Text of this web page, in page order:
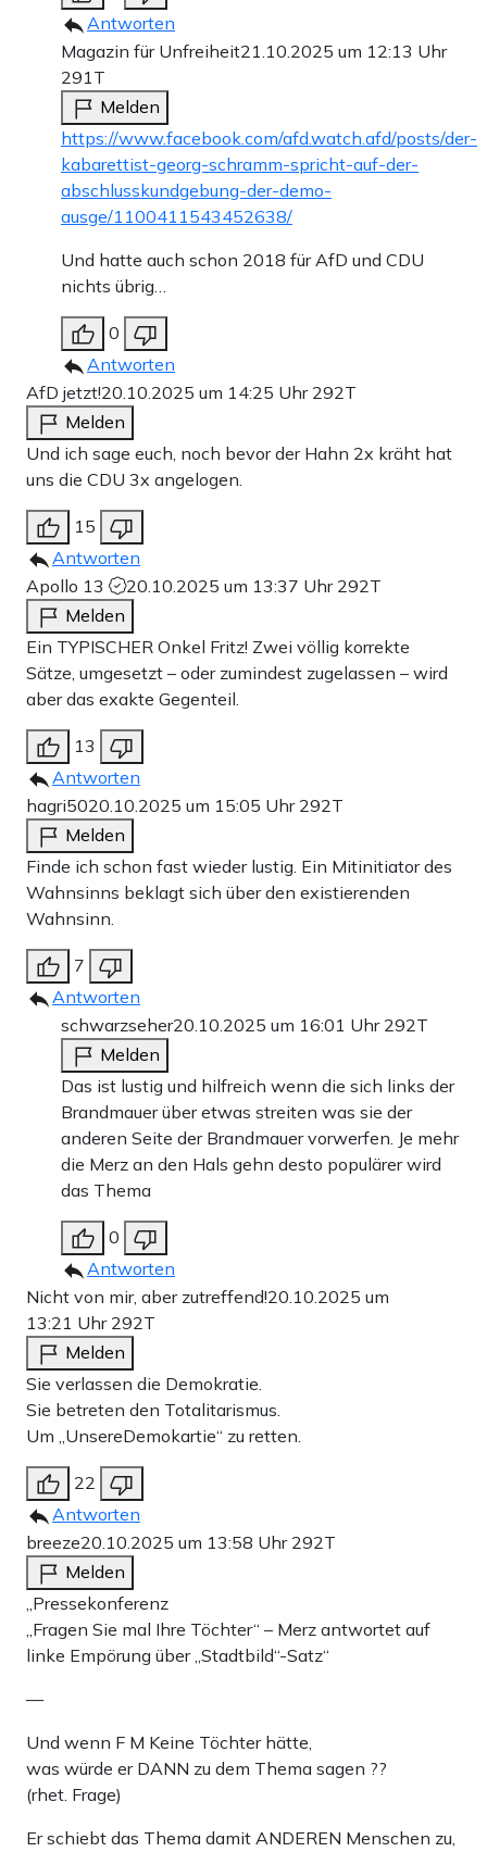
Antworten
Magazin für Unfreiheit21.10.2025 um 12:13 Uhr
291T
Melden
https://www.facebook.com/afd.watch.afd/posts/der-
kabarettist-georg-schramm-spricht-auf-der-
abschlusskundgebung-der-demo-
ausge/1100411543452638/
Und hatte auch schon 2018 für AfD und CDU
nichts übrig…
0
Antworten
AfD jetzt!20.10.2025 um 14:25 Uhr 292T
Melden
Und ich sage euch, noch bevor der Hahn 2x kräht hat
uns die CDU 3x angelogen.
15
Antworten
Apollo 13
20.10.2025 um 13:37 Uhr 292T
Melden
Ein TYPISCHER Onkel Fritz! Zwei völlig korrekte
Sätze, umgesetzt – oder zumindest zugelassen – wird
aber das exakte Gegenteil.
13
Antworten
hagri5020.10.2025 um 15:05 Uhr 292T
Melden
Finde ich schon fast wieder lustig. Ein Mitinitiator des
Wahnsinns beklagt sich über den existierenden
Wahnsinn.
7
Antworten
schwarzseher20.10.2025 um 16:01 Uhr 292T
Melden
Das ist lustig und hilfreich wenn die sich links der
Brandmauer über etwas streiten was sie der
anderen Seite der Brandmauer vorwerfen. Je mehr
die Merz an den Hals gehn desto populärer wird
das Thema
0
Antworten
Nicht von mir, aber zutreffend!20.10.2025 um
13:21 Uhr 292T
Melden
Sie verlassen die Demokratie.
Sie betreten den Totalitarismus.
Um „UnsereDemokartie“ zu retten.
22
Antworten
breeze20.10.2025 um 13:58 Uhr 292T
Melden
„Pressekonferenz
„Fragen Sie mal Ihre Töchter“ – Merz antwortet auf
linke Empörung über „Stadtbild“-Satz“
—
Und wenn F M Keine Töchter hätte,
was würde er DANN zu dem Thema sagen ??
(rhet. Frage)
Er schiebt das Thema damit ANDEREN Menschen zu,